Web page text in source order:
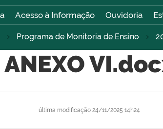
Acesso à Informação Ouvidoria
Programa de Monitoria de Ensino
ANEXO
última modificação 24/11/2025 14h24